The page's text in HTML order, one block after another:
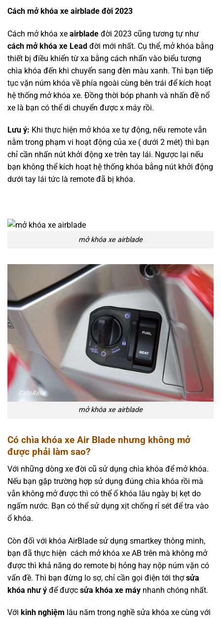
Cách mở khóa xe airblade đời 2023
Cách mở khóa xe airblade đời 2023 cũng tương tự như
cách mở khóa xe Lead đời mới nhất. Cụ thể, mở khóa bằng
thiết bị điều khiển từ xa bằng cách nhấn vào biểu tượng
chìa khóa đến khi chuyển sang đèn màu xanh. Thì bạn tiếp
tục vặn núm khóa về phía ngoài cùng bên trái để kích hoạt
hệ thống mở khóa xe. Đồng thời bóp phanh và nhấn đề nổ
xe là bạn có thể di chuyển được x máy rồi.
Lưu ý: Khi thực hiện mở khóa xe tự động, nếu remote vẫn
nằm trong phạm vi hoạt động của xe ( dưới 2 mét) thì bạn
chỉ cần nhấn nút khởi động xe trên tay lái. Ngược lại nếu
bạn không thể kích hoạt hệ thống khóa bằng nút khởi động
dưới tay lái tức là remote đã bị khóa.
mở khóa xe airblade
mở khóa xe airblade
Có chìa khóa xe Air Blade nhưng không mở
được phải làm sao?
Với những dòng xe đời cũ sử dụng chìa khóa để mở khóa.
Nếu bạn gặp trường hợp sử dụng đúng chìa khóa rồi mà
vẫn không mở được thì có thể ổ khóa lâu ngày bị kẹt do
ngấm nước. Bạn có thể sử dụng xịt chống rỉ sét để tra vào
ổ khóa.
Còn đối với khóa AirBlade sử dụng smartkey thông minh,
bạn đã thực hiện cách mở khóa xe AB trên mà không mở
được thì khả năng do remote bị hỏng hay nộp núm vặn có
vấn đề. Thì bạn đừng lo sợ, chỉ cần gọi điện tới thợsửa
khóa như ý để được sửa khóa xe máy nhanh chóng nhất.
Với kinh nghiệm lâu năm trong nghề sửa khóa xe cùng với